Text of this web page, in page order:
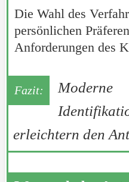
Die Wahl des
persönlichen
Anforderungen des
Moderne
erleichtern den